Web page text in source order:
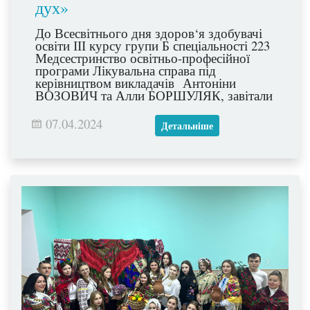
дух»
До Всесвітнього дня здоров‘я здобувачі
освіти ІІІ курсу групи Б спеціальності 223
Медсестринство освітньо-професійної
програми Лікувальна справа під
керівництвом викладачів Антоніни
ВОЗОВИЧ та Алли БОРШУЛЯК, завітали
до здобувачів освіти 2-Б класу Кам‘янець-
Подільського ліцею 10 де провели лекцію-
бесіду з елементами гри «В здоровому
бесіду з елементами тренінгу
«Попереджений — значить озброєний»
07.04.2024 Детальніше